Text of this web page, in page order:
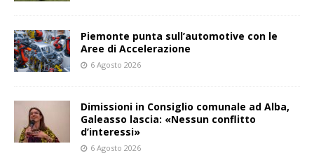
Piemonte punta sull’automotive con le
Aree di Accelerazione
6 Agosto 2026
Dimissioni in Consiglio comunale ad Alba,
Galeasso lascia: «Nessun conflitto
d’interessi»
6 Agosto 2026